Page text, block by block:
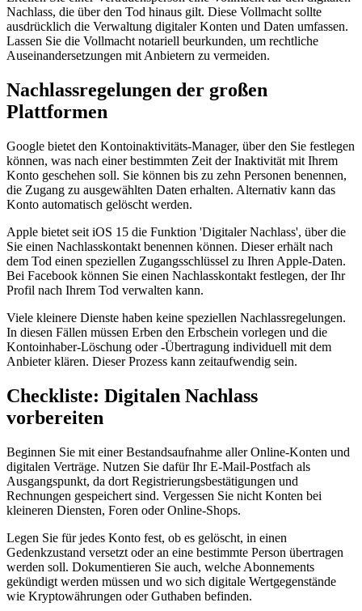
Nachlass, die über den Tod hinaus gilt. Diese Vollmacht sollte
ausdrücklich die Verwaltung digitaler Konten und Daten umfassen.
Lassen Sie die Vollmacht notariell beurkunden, um rechtliche
Auseinandersetzungen mit Anbietern zu vermeiden.
Nachlassregelungen der großen
Plattformen
Google bietet den Kontoinaktivitäts-Manager, über den Sie festlegen
können, was nach einer bestimmten Zeit der Inaktivität mit Ihrem
Konto geschehen soll. Sie können bis zu zehn Personen benennen,
die Zugang zu ausgewählten Daten erhalten. Alternativ kann das
Konto automatisch gelöscht werden.
Apple bietet seit iOS 15 die Funktion 'Digitaler Nachlass', über die
Sie einen Nachlasskontakt benennen können. Dieser erhält nach
dem Tod einen speziellen Zugangsschlüssel zu Ihren Apple-Daten.
Bei Facebook können Sie einen Nachlasskontakt festlegen, der Ihr
Profil nach Ihrem Tod verwalten kann.
Viele kleinere Dienste haben keine speziellen Nachlassregelungen.
In diesen Fällen müssen Erben den Erbschein vorlegen und die
Kontoinhaber-Löschung oder -Übertragung individuell mit dem
Anbieter klären. Dieser Prozess kann zeitaufwendig sein.
Checkliste: Digitalen Nachlass
vorbereiten
Beginnen Sie mit einer Bestandsaufnahme aller Online-Konten und
digitalen Verträge. Nutzen Sie dafür Ihr E-Mail-Postfach als
Ausgangspunkt, da dort Registrierungsbestätigungen und
Rechnungen gespeichert sind. Vergessen Sie nicht Konten bei
kleineren Diensten, Foren oder Online-Shops.
Legen Sie für jedes Konto fest, ob es gelöscht, in einen
Gedenkzustand versetzt oder an eine bestimmte Person übertragen
werden soll. Dokumentieren Sie auch, welche Abonnements
gekündigt werden müssen und wo sich digitale Wertgegenstände
wie Kryptowährungen oder Guthaben befinden.